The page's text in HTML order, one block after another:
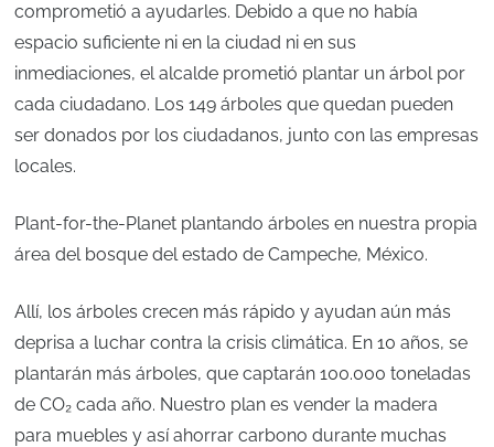
comprometió a ayudarles. Debido a que no había
espacio suficiente ni en la ciudad ni en sus
inmediaciones, el alcalde prometió plantar un árbol por
cada ciudadano. Los 149 árboles que quedan pueden
ser donados por los ciudadanos, junto con las empresas
locales.
Plant-for-the-Planet plantando árboles en nuestra propia
área del bosque del estado de Campeche, México.
Allí, los árboles crecen más rápido y ayudan aún más
deprisa a luchar contra la crisis climática. En 10 años, se
plantarán más árboles, que captarán 100.000 toneladas
de CO₂ cada año. Nuestro plan es vender la madera
para muebles y así ahorrar carbono durante muchas